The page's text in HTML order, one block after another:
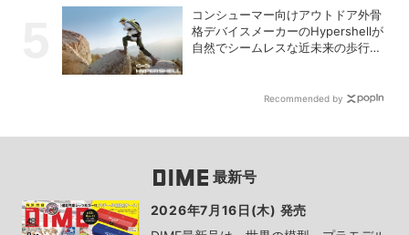
コンシューマー向けアウトドア外骨
格デバイスメーカーのHypershellが
自然でシームレスな近未来の歩行体
Recommended by
最新号
2026年7月16日(木) 発売